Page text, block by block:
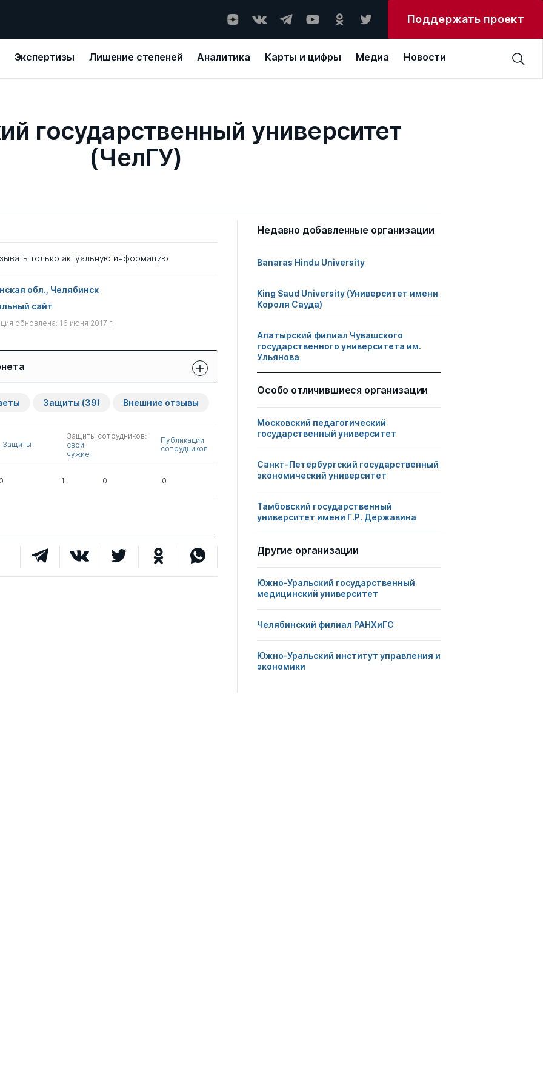
Поддержать проект
Экспертизы Лишение степеней Аналитика Карты и цифры Медиа Новости
государственный университет
(ЧелГУ)
только актуальную информацию
обл., Челябинск
сайт
обновлена: 16 июня 2017 г.
Публикации
сотрудников
нарушения
0
0
Защиты (39) Внешние отзывы
Защиты
Защиты сотрудников:
свои
чужие
Публикации
сотрудников
0 1 0 0
Недавно добавленные организации
Banaras Hindu University
King Saud University (Университет имени
Короля Сауда)
Алатырский филиал Чувашского
государственного университета им.
Ульянова
Особо отличившиеся организации
Московский педагогический
государственный университет
Санкт-Петербургский государственный
экономический университет
Тамбовский государственный
университет имени Г.Р. Державина
Другие организации
Южно-Уральский государственный
медицинский университет
Челябинский филиал РАНХиГС
Южно-Уральский институт управления и
экономики